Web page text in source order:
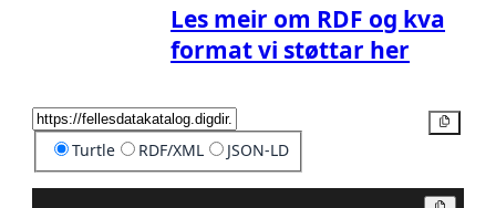
Les meir om RDF og kva
format vi støttar her
Turtle RDF/XML JSON-LD